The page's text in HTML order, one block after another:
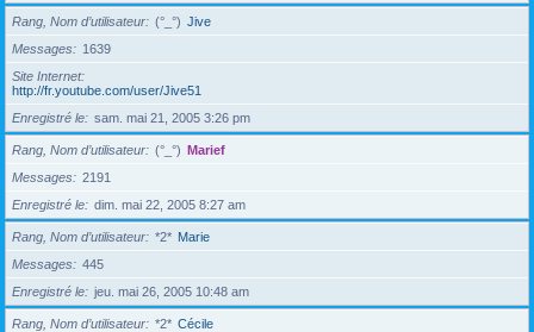
Rang, Nom d’utilisateur (°_°) Jive
Messages
1639
Site Internet
http://fr.youtube.com/user/Jive51
Enregistré le
sam. mai 21, 2005 3:26 pm
Rang, Nom d’utilisateur (°_°) Marief
Messages
2191
Enregistré le
dim. mai 22, 2005 8:27 am
Rang, Nom d’utilisateur *2* Marie
Messages
445
Enregistré le
jeu. mai 26, 2005 10:48 am
Rang, Nom d’utilisateur *2* Cécile